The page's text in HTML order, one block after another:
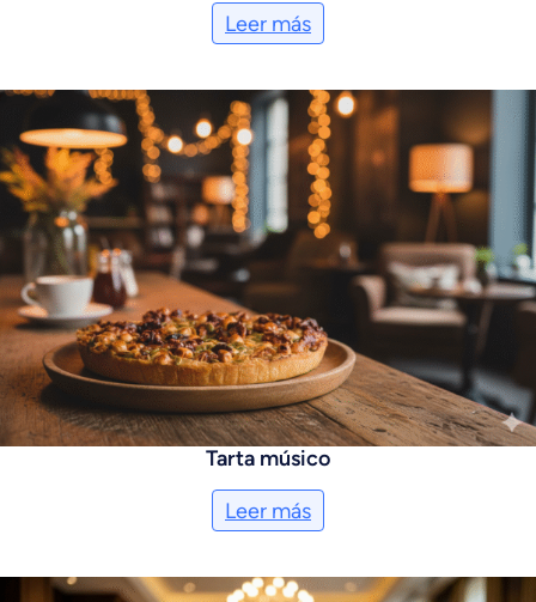
Leer más
Tarta músico
Leer más